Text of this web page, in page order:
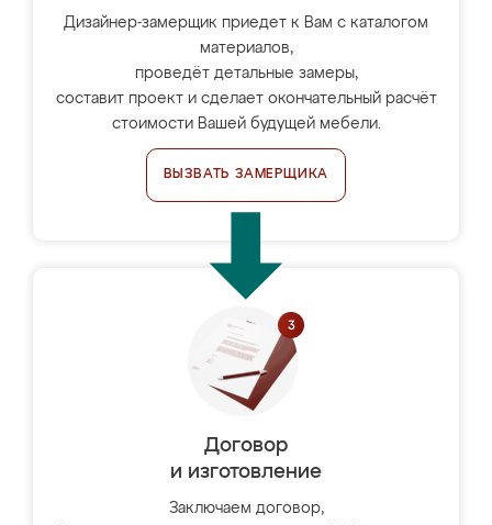
Дизайнер-замерщик приедет к Вам с каталогом
материалов,
проведёт детальные замеры,
составит проект и сделает окончательный расчёт
стоимости Вашей будущей мебели.
ВЫЗВАТЬ ЗАМЕРЩИКА
Договор
и изготовление
Заключаем договор,